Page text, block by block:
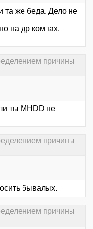
та же беда. Дело не
на др компах.
причины
ты MHDD не
причины
бывалых.
причины